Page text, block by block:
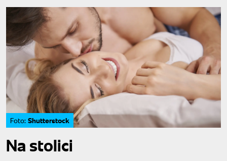
Foto: Shutterstock
Na stolici